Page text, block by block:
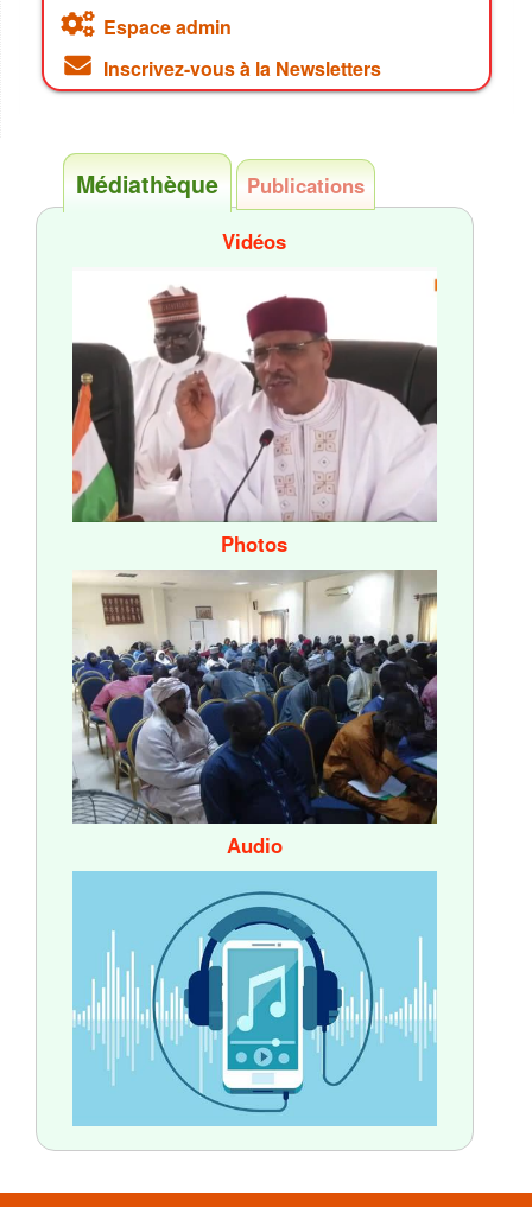
Espace admin
Inscrivez-vous à la Newsletters
Médiathèque
Publications
Vidéos
Photos
Audio